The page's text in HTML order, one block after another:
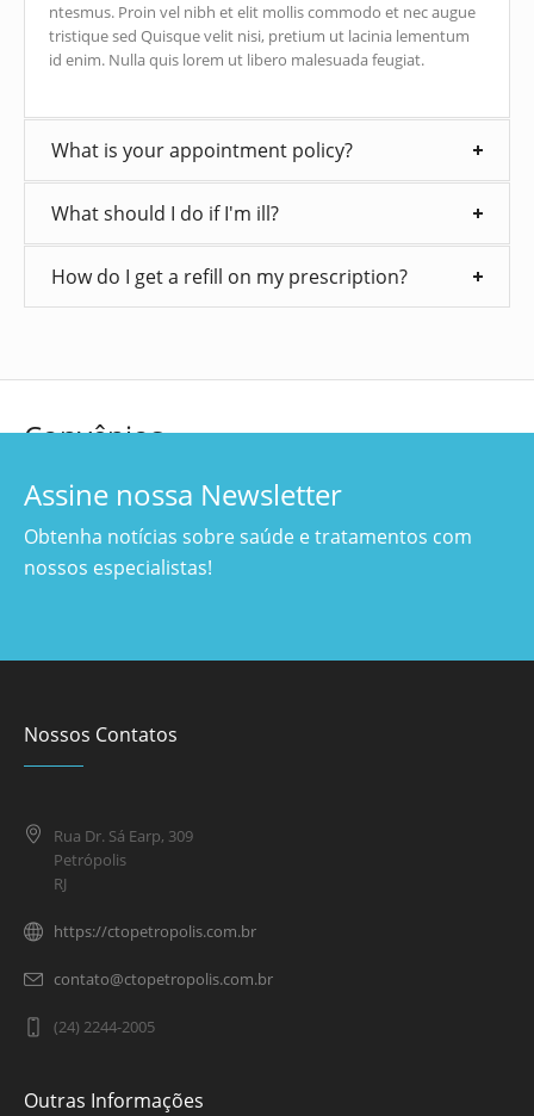
ntesmus. Proin vel nibh et elit mollis commodo et nec augue
tristique sed Quisque velit nisi, pretium ut lacinia lementum
id enim. Nulla quis lorem ut libero malesuada feugiat.
What is your appointment policy?
What should I do if I′m ill?
How do I get a refill on my prescription?
Convênios
Assine nossa Newsletter
Obtenha notícias sobre saúde e tratamentos com
nossos especialistas!
Nossos Contatos
Rua Dr. Sá Earp, 309
Petrópolis
RJ
https://ctopetropolis.com.br
contato@ctopetropolis.com.br
(24) 2244-2005
Outras Informações